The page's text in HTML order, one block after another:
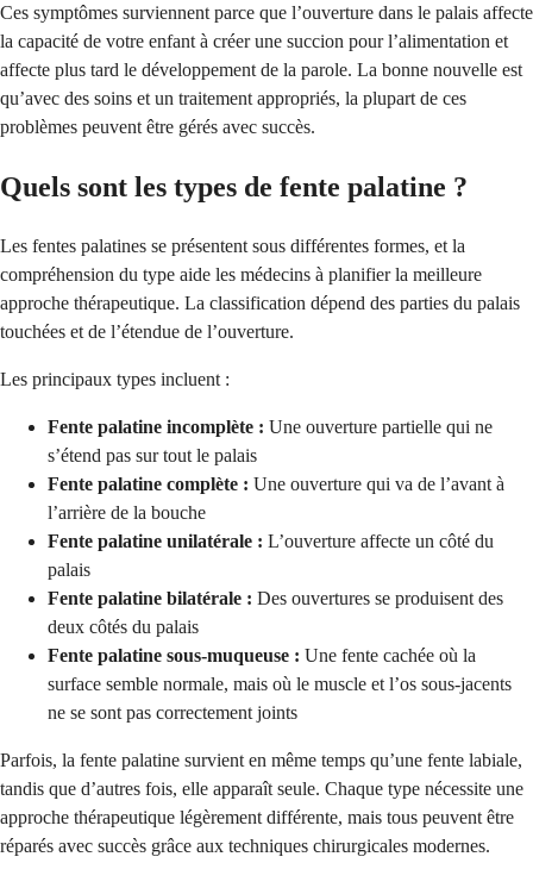
Ces symptômes surviennent parce que l’ouverture dans le palais affecte
la capacité de votre enfant à créer une succion pour l’alimentation et
affecte plus tard le développement de la parole. La bonne nouvelle est
qu’avec des soins et un traitement appropriés, la plupart de ces
problèmes peuvent être gérés avec succès.
Quels sont les types de fente palatine ?
Les fentes palatines se présentent sous différentes formes, et la
compréhension du type aide les médecins à planifier la meilleure
approche thérapeutique. La classification dépend des parties du palais
touchées et de l’étendue de l’ouverture.
Les principaux types incluent :
Fente palatine incomplète : Une ouverture partielle qui ne
s’étend pas sur tout le palais
Fente palatine complète : Une ouverture qui va de l’avant à
l’arrière de la bouche
Fente palatine unilatérale : L’ouverture affecte un côté du
palais
Fente palatine bilatérale : Des ouvertures se produisent des
deux côtés du palais
Fente palatine sous-muqueuse : Une fente cachée où la
surface semble normale, mais où le muscle et l’os sous-jacents
ne se sont pas correctement joints
Parfois, la fente palatine survient en même temps qu’une fente labiale,
tandis que d’autres fois, elle apparaît seule. Chaque type nécessite une
approche thérapeutique légèrement différente, mais tous peuvent être
réparés avec succès grâce aux techniques chirurgicales modernes.